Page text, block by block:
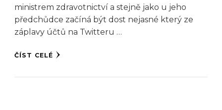
ministrem zdravotnictví a stejně jako u jeho
předchůdce začíná být dost nejasné který ze
záplavy účtů na Twitteru …
ČÍST CELÉ